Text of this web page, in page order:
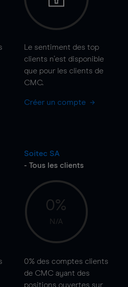
Le sentiment des top
clients n'est disponible
que pour les clients de
CMC.
Créer un compte
Soitec SA
- Tous les clients
0%
N/A
0% des comptes clients
de CMC ayant des
positions ouvertes sur